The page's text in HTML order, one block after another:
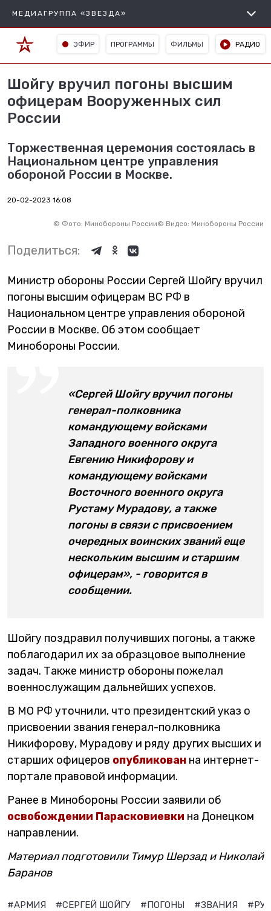
МЕДИАГРУППА «ЗВЕЗДА»
ЭФИР ПРОГРАММЫ ФИЛЬМЫ РАДИО
Шойгу вручил погоны высшим
офицерам Вооруженных сил
России
Торжественная церемония состоялась в
Национальном центре управления
обороной России в Москве.
20-02-2023 16:08
© Фото: Минобороны России© Видео: Минобороны России
Поделиться:
Министр обороны России Сергей Шойгу вручил
погоны высшим офицерам ВС РФ в
Национальном центре управления обороной
России в Москве. Об этом сообщает
Минобороны России.
«Сергей Шойгу вручил погоны
генерал-полковника
командующему войсками
Западного военного округа
Евгению Никифорову и
командующему войсками
Восточного военного округа
Рустаму Мурадову, а также
погоны в связи с присвоением
очередных воинских званий еще
нескольким высшим и старшим
офицерам», - говорится в
сообщении.
Шойгу поздравил получивших погоны, а также
поблагодарил их за образцовое выполнение
задач. Также министр обороны пожелал
военнослужащим дальнейших успехов.
В МО РФ уточнили, что президентский указ о
присвоении звания генерал-полковника
Никифорову, Мурадову и ряду других высших и
старших офицеров опубликован на интернет-
портале правовой информации.
Ранее в Минобороны России заявили об
освобождении Парасковиевки на Донецком
направлении.
Материал подготовили Тимур Шерзад и Николай
Баранов
#АРМИЯ #СЕРГЕЙ ШОЙГУ #ПОГОНЫ #ЗВАНИЯ